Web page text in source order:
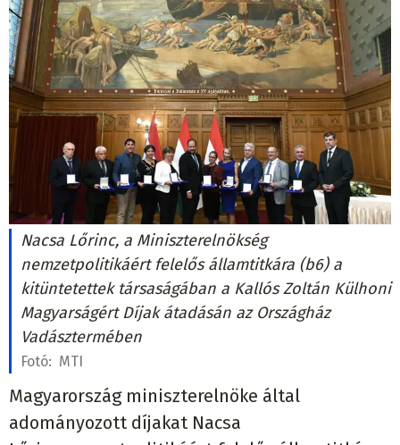
Nacsa Lőrinc, a Miniszterelnökség
nemzetpolitikáért felelős államtitkára (b6) a
kitüntetettek társaságában a Kallós Zoltán Külhoni
Magyarságért Díjak átadásán az Országház
Vadásztermében
Fotó: MTI
Magyarország miniszterelnöke által
adományozott díjakat Nacsa